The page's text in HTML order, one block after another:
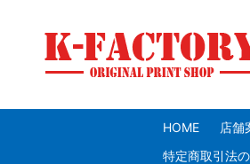
HOME 店舗
特定商取引法